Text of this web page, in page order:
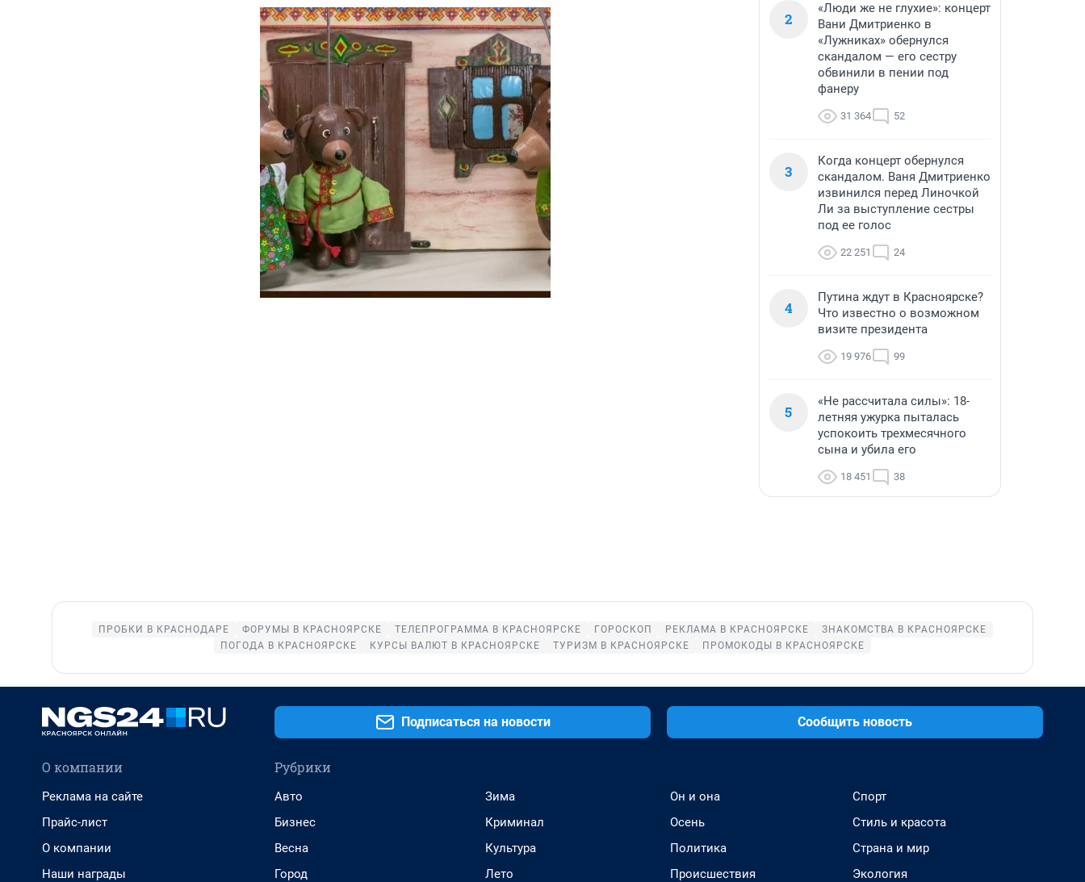
2
«Люди же не глухие»: концерт
Вани Дмитриенко в
«Лужниках» обернулся
скандалом — его сестру
обвинили в пении под
фанеру
31 364 52
3
Когда концерт обернулся
скандалом. Ваня Дмитриенко
извинился перед Линочкой
Ли за выступление сестры
под ее голос
22 251 24
4
Путина ждут в Красноярске?
Что известно о возможном
визите президента
19 976 99
5
«Не рассчитала силы»: 18-
летняя ужурка пыталась
успокоить трехмесячного
сына и убила его
18 451 38
ПРОБКИ В КРАСНОДАРЕ ФОРУМЫ В КРАСНОЯРСКЕ ТЕЛЕПРОГРАММА В КРАСНОЯРСКЕ ГОРОСКОП РЕКЛАМА В КРАСНОЯРСКЕ
ЗНАКОМСТВА В КРАСНОЯРСКЕ
ПОГОДА В КРАСНОЯРСКЕ
КУРСЫ ВАЛЮТ В КРАСНОЯРСКЕ ТУРИЗМ В КРАСНОЯРСКЕ ПРОМОКОДЫ В КРАСНОЯРСКЕ
Подписаться на новости Сообщить новость
О компании
Реклама на сайте
Прайс-лист
О компании
Наши награды
Рубрики
Авто
Бизнес
Весна
Город
Зима
Криминал
Культура
Лето
Он и она
Осень
Политика
Происшествия
Спорт
Стиль и красота
Страна и мир
Экология